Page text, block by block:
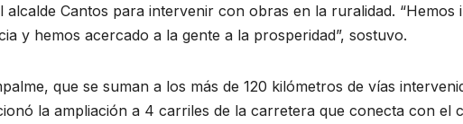
Cantos para intervenir con obras en la ruralidad.
y hemos acercado a la gente a la prosperidad”, sostuvo.
que se suman a los más de 120 kilómetros de vías
la ampliación a 4 carriles de la carretera que conecta con el